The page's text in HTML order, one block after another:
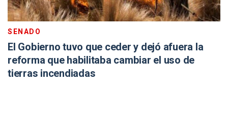
SENADO
El Gobierno tuvo que ceder y dejó afuera la
reforma que habilitaba cambiar el uso de
tierras incendiadas